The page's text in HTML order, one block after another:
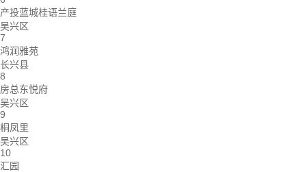
产投蓝城桂语兰庭
吴兴区
7
鸿润雅苑
长兴县
8
房总东悦府
吴兴区
9
桐凤里
吴兴区
10
汇园